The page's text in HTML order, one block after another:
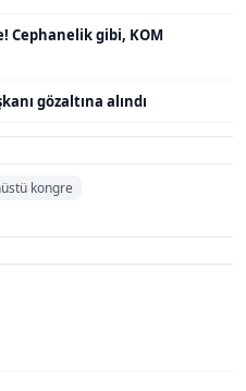
Cephanelik gibi, KOM
gözaltına alındı
kongre